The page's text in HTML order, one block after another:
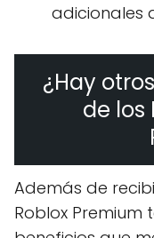
adicionales
¿Hay
de los
Además de
Roblox Premium